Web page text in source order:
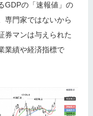
GDPの「速報値」の
専門家ではないから
券マンは与えられた
業績や経済指標で